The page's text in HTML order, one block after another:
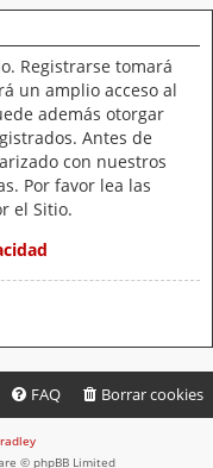
Registrarse tomará
un amplio acceso al
además otorgar
Antes de
con nuestros
Por favor lea las
el Sitio.
Borrar cookies
FAQ
© phpBB Limited